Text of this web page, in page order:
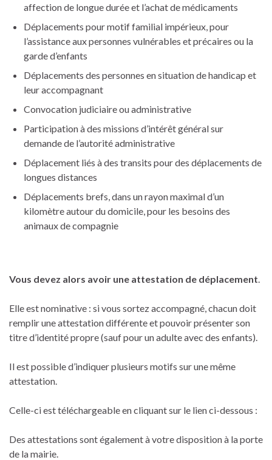
affection de longue durée et l’achat de médicaments
Déplacements pour motif familial impérieux, pour
l’assistance aux personnes vulnérables et précaires ou la
garde d’enfants
Déplacements des personnes en situation de handicap et
leur accompagnant
Convocation judiciaire ou administrative
Participation à des missions d’intérêt général sur
demande de l’autorité administrative
Déplacement liés à des transits pour des déplacements de
longues distances
Déplacements brefs, dans un rayon maximal d’un
kilomètre autour du domicile, pour les besoins des
animaux de compagnie
Vous devez alors avoir une attestation de déplacement
Elle est nominative : si vous sortez accompagné, chacun doit
remplir une attestation différente et pouvoir présenter son
titre d’identité propre (sauf pour un adulte avec des enfants).
Il est possible d’indiquer plusieurs motifs sur une même
attestation.
Celle-ci est téléchargeable en cliquant sur le lien ci-dessous :
Des attestations sont également à votre disposition à la porte
de la mairie.